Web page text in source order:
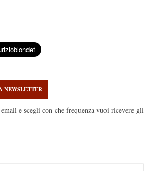
NEWSLETTER
e scegli con che frequenza vuoi ricevere gli